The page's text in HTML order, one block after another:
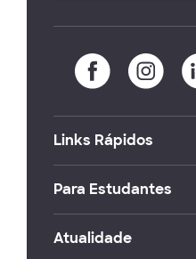
Links Rápidos
Para Estudantes
Atualidade